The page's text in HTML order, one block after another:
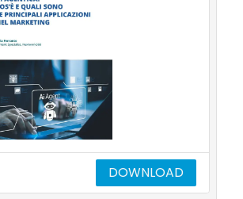
DOWNLOAD